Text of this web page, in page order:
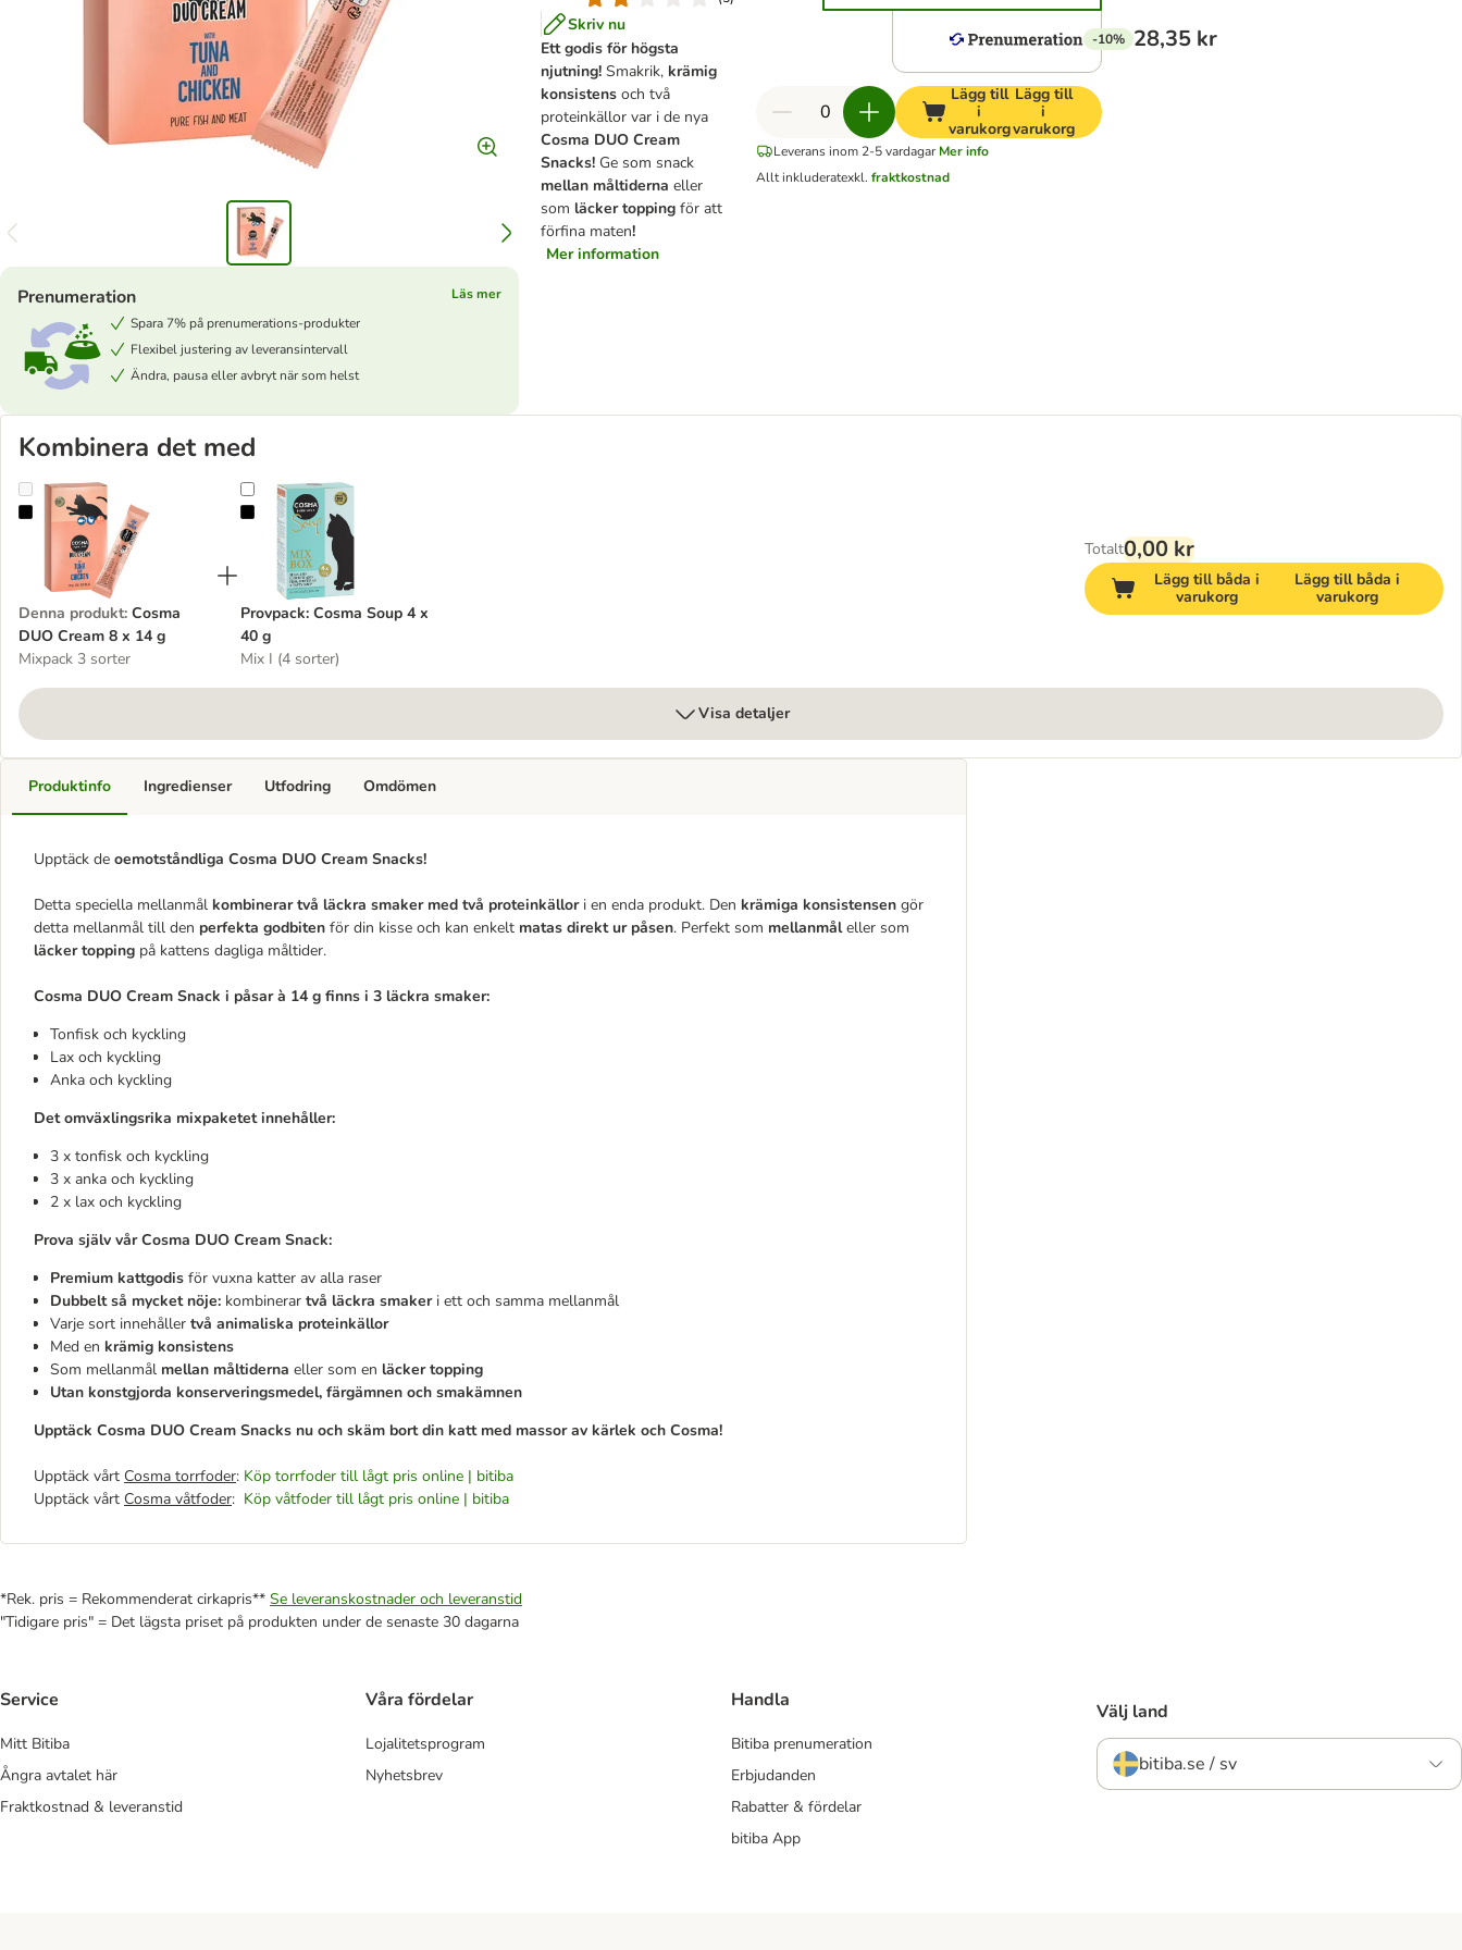
Skriv nu
Ett godis för högsta
njutning! Smakrik, krämig
konsistensoch två
proteinkällor var i de nya
Cosma DUO Cream
Snacks!Ge som snack
mellan måltiderna eller
som läcker topping för att
förfina maten!
Mer information
Prenumeration
Läs mer
Spara 7% på prenumerations-produkter
Flexibel justering av leveransintervall
Ändra, pausa eller avbryt när som helst
-10% 28,35 kr
Lägg till
i
varukorg
Lägg till
i
varukorg
Leverans inom 2-5 vardagar Mer info
Allt inkluderatexkl. fraktkostnad
Kombinera det med
Cosma DUO Cream 8 x 14 g
Denna produkt: Cosma
DUO Cream 8 x 14 g
Mixpack 3 sorter
Provpack: Cosma Soup 4 x 40 g
Provpack: Cosma Soup 4 x
40 g
Mix I (4 sorter)
Totalt0,00 kr
Lägg till båda i
varukorg
Lägg till båda i
varukorg
Visa detaljer
Produktinfo
Upptäck de oemotståndliga Cosma DUO Cream Snacks!
Detta speciella mellanmål kombinerar två läckra smaker med två proteinkällori en enda produkt. Den krämiga konsistensen gör
detta mellanmål till den perfekta godbiten för din kisse och kan enkelt matas direkt ur påsen. Perfekt som mellanmåleller som
läcker topping på kattens dagliga måltider.
Cosma DUO Cream Snack i påsar à 14 g finns i 3 läckra smaker:
Tonfisk och kyckling
Lax och kyckling
Anka och kyckling
Det omväxlingsrika mixpaketet innehåller:
3 x tonfisk och kyckling
3 x anka och kyckling
2 x lax och kyckling
Prova själv vår Cosma DUO Cream Snack:
Premium kattgodis för vuxna katter av alla raser
Dubbelt så mycket nöje: kombinerar två läckra smaker i ett och samma mellanmål
Varje sort innehåller två animaliska proteinkällor
Med en krämig konsistens
Som mellanmål mellan måltiderna eller som en läcker topping
Utan konstgjorda konserveringsmedel, färgämnen och smakämnen
Upptäck Cosma DUO Cream Snacks nu och skäm bort din katt med massor av kärlek och Cosma!
Upptäck vårt Cosma torrfoder: Köp torrfoder till lågt pris online | bitiba
Upptäck vårt Cosma våtfoder: Köp våtfoder till lågt pris online | bitiba
Ingredienser Utfodring Omdömen
*Rek. pris = Rekommenderat cirkapris** Se leveranskostnader och leveranstid
"Tidigare pris" = Det lägsta priset på produkten under de senaste 30 dagarna
Service
Mitt Bitiba
Ångra avtalet här
Fraktkostnad & leveranstid
Våra fördelar
Lojalitetsprogram
Nyhetsbrev
Handla
Bitiba prenumeration
Erbjudanden
Rabatter & fördelar
bitiba App
Välj land
bitiba.se / sv